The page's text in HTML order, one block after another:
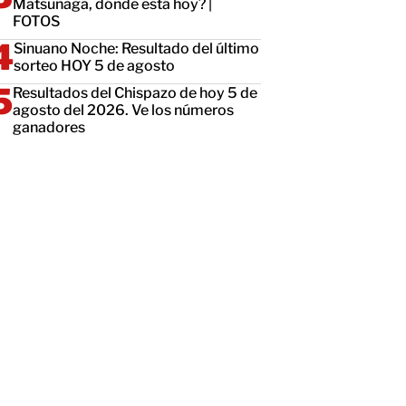
Matsunaga, dónde está hoy? |
FOTOS
Sinuano Noche: Resultado del último
sorteo HOY 5 de agosto
Resultados del Chispazo de hoy 5 de
agosto del 2026. Ve los números
ganadores